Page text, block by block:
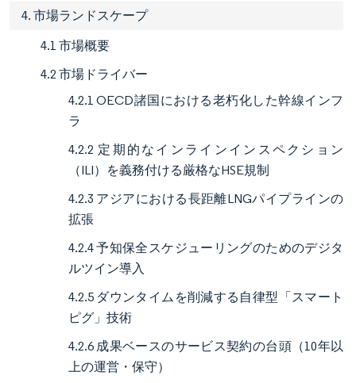
4. 市場ランドスケープ
4.1 市場概要
4.2 市場ドライバー
4.2.1 OECD諸国における老朽化した幹線インフ
ラ
4.2.2 定期的なインラインインスペクション
（ILI）を義務付ける厳格なHSE規制
4.2.3 アジアにおける長距離LNGパイプラインの
拡張
4.2.4 予知保全スケジューリングのためのデジタ
ルツイン導入
4.2.5 ダウンタイムを削減する自律型「スマート
ピグ」技術
4.2.6 成果ベースのサービス契約の台頭（10年以
上の運営・保守）